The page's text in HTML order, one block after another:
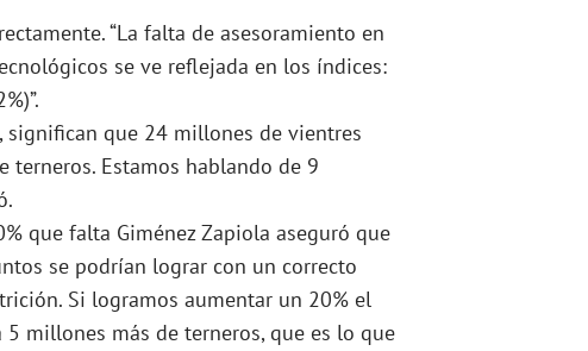
“La falta de asesoramiento en
se ve reflejada en los índices:
significan que 24 millones de vientres
Estamos hablando de 9
que falta Giménez Zapiola aseguró que
se podrían lograr con un correcto
Si logramos aumentar un 20% el
millones más de terneros, que es lo que